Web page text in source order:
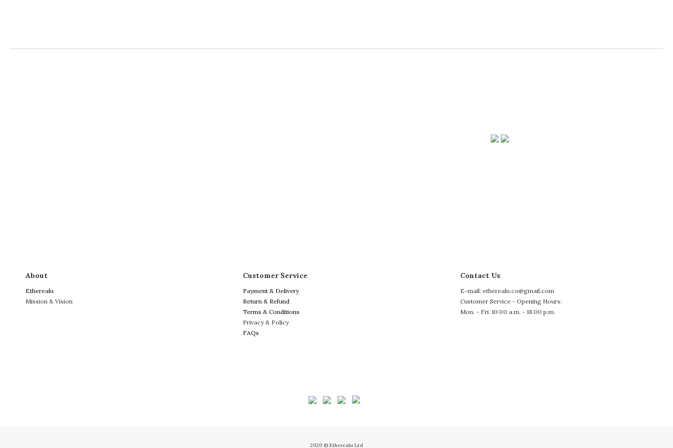
About
Etherealu
Mission & Vision
Customer Service
Payment & Delivery
Return & Refund
Terms & Conditions
Privacy & Policy
FAQs
Contact Us
E-mail: etherealu.co@gmail.com
Customer Service - Opening Hours:
Mon. - Fri. 10:00 a.m. - 18:00 p.m.
2020 © Etherealu Ltd